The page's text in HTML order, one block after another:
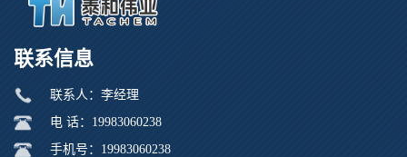
联系信息
联系人：李经理
电 话：19983060238
手机号：19983060238